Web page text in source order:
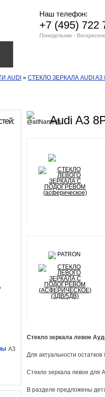
AUDI » СТЕКЛО ЗЕРКАЛА AUDI A3
Audi A3
Стекло зеркала левое
Для актуальности
Стекло зеркала левое для
В разделе предложены
A3
Наш телефон:
+7 (495) 722
Понедельник -